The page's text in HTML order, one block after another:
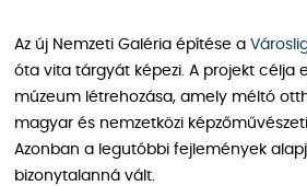
Az új Nemzeti Galéria építése a
óta vita tárgyát képezi. A projekt célja
múzeum létrehozása, amely méltó
magyar és nemzetközi
Azonban a legutóbbi fejlemények
bizonytalanná vált.